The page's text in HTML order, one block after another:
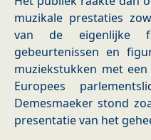
muzikale prestaties
van de eigenlijke
gebeurtenissen en
muziekstukken met
Europees
Demesmaeker stond
presentatie van het